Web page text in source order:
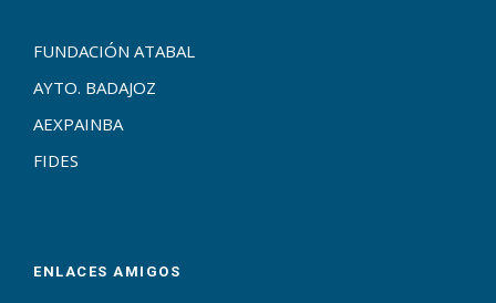
FUNDACIÓN ATABAL
AYTO. BADAJOZ
AEXPAINBA
FIDES
ENLACES AMIGOS